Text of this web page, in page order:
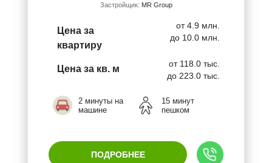
Застройщик: MR Group
Цена за
квартиру
от 4.9 млн.
до 10.0 млн.
Цена за кв. м
от 118.0 тыс.
до 223.0 тыс.
2 минуты на
машине
15 минут
пешком
ПОДРОБНЕЕ